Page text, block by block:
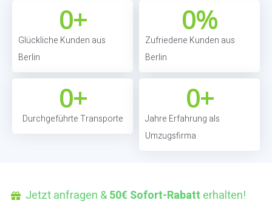
Glückliche Kunden aus
Berlin
0+
Zufriedene Kunden aus
Berlin
0%
Durchgeführte Transporte
0+
Jahre Erfahrung als
Umzugsfirma
0+
Jetzt anfragen &50€ Sofort-Rabatt erhalten!